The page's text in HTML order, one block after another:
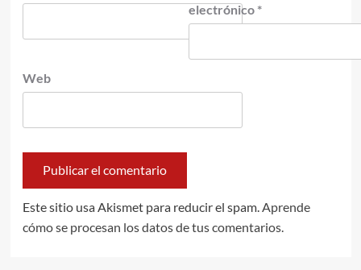
electrónico *
Web
Este sitio usa Akismet para reducir el spam. Aprende
cómo se procesan los datos de tus comentarios.